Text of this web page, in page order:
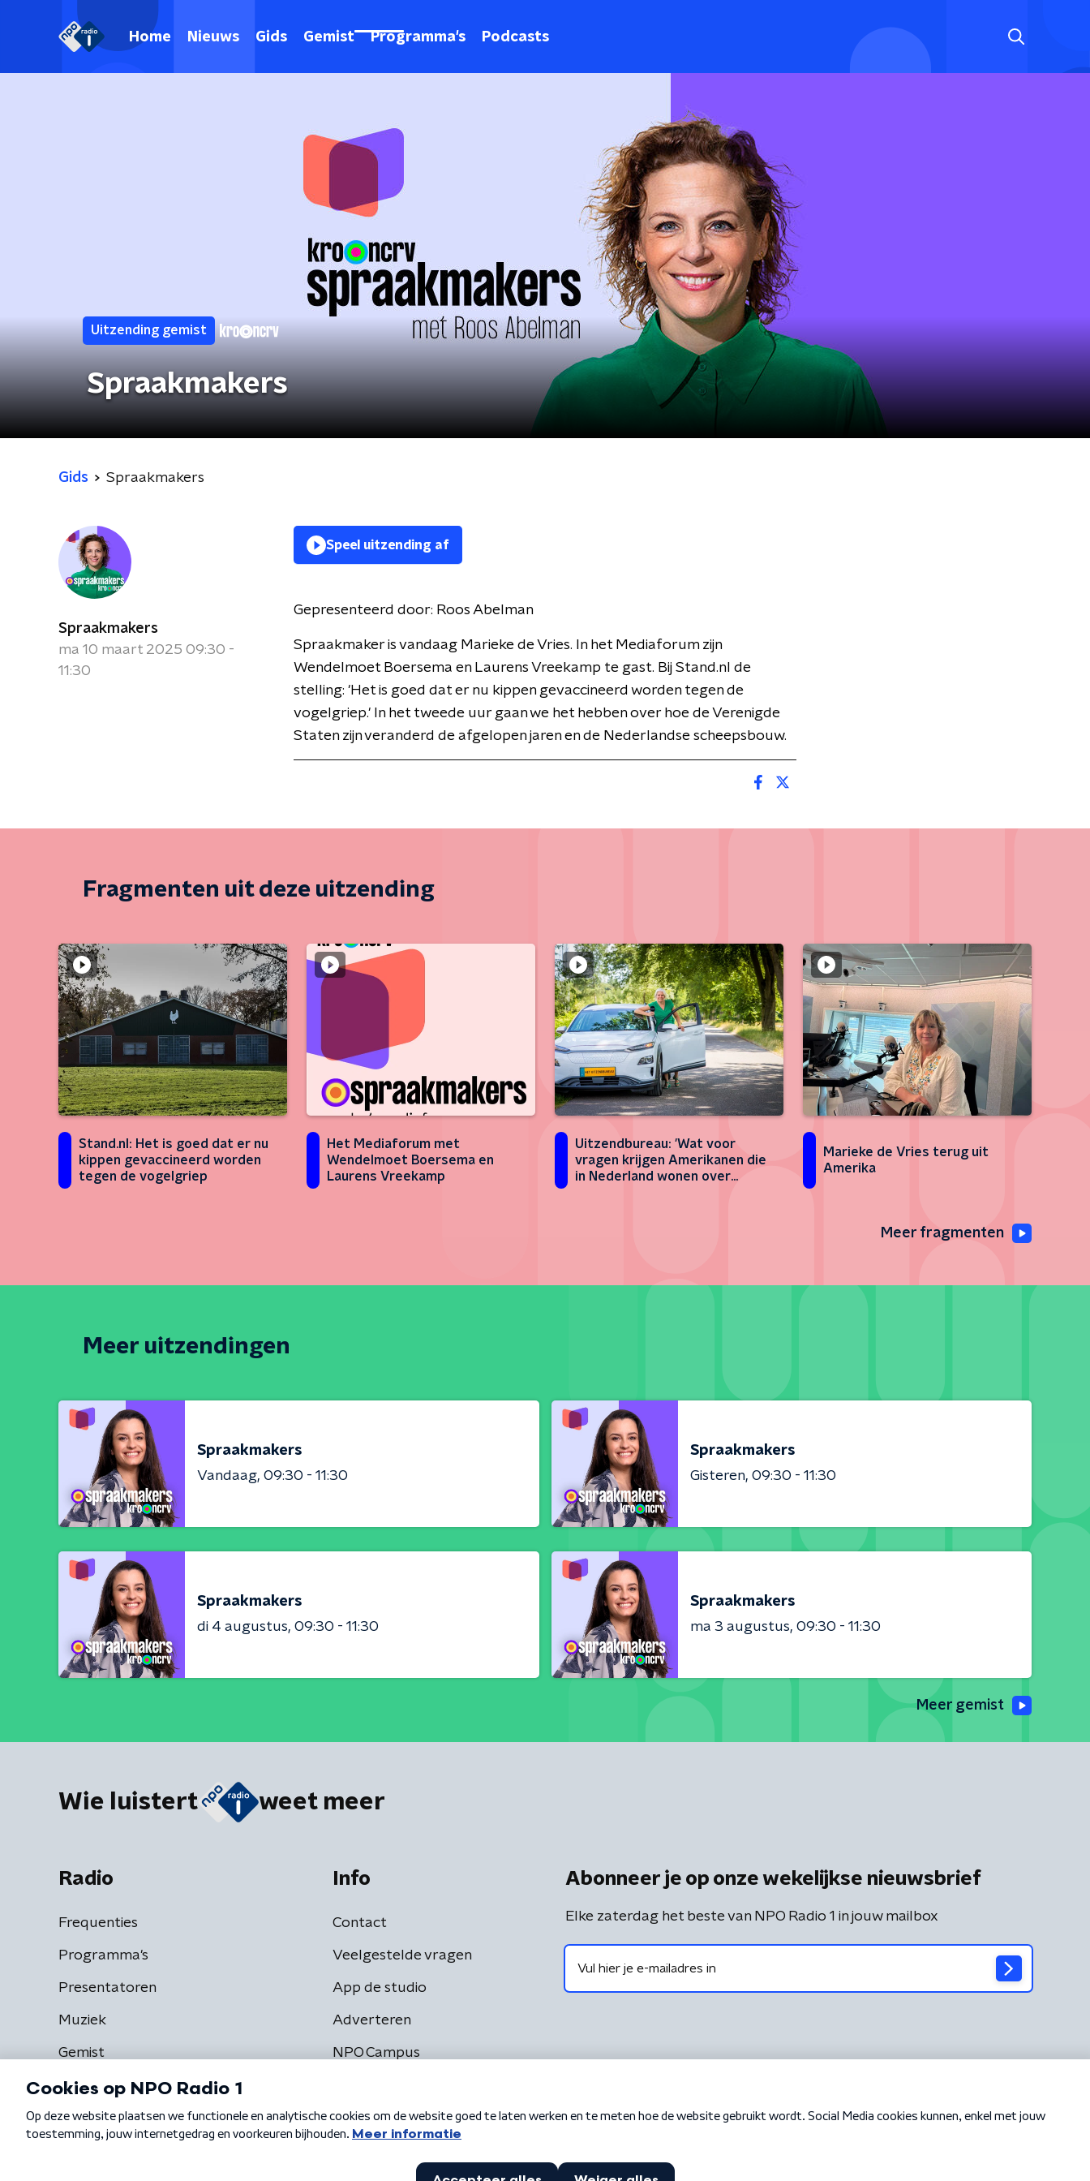
Home Nieuws Gids Gemist Programma's Podcasts
Uitzending gemist
Spraakmakers
Gids Spraakmakers
Spraakmakers
ma 10 maart 2025 09:30 -
11:30
Speel uitzending af
Gepresenteerd door: Roos Abelman
Spraakmaker is vandaag Marieke de Vries. In het Mediaforum zijn
Wendelmoet Boersema en Laurens Vreekamp te gast. Bij Stand.nl de
stelling: 'Het is goed dat er nu kippen gevaccineerd worden tegen de
vogelgriep.' In het tweede uur gaan we het hebben over hoe de Verenigde
Staten zijn veranderd de afgelopen jaren en de Nederlandse scheepsbouw.
Fragmenten uit deze uitzending
Stand.nl: Het is goed dat er nu
kippen gevaccineerd worden
tegen de vogelgriep
Het Mediaforum met
Wendelmoet Boersema en
Laurens Vreekamp
Uitzendbureau: 'Wat voor
vragen krijgen Amerikanen die
in Nederland wonen over
Marieke de Vries terug uit
Amerika
Meer fragmenten
Meer uitzendingen
Spraakmakers
Vandaag 09:30 - 11:30
Spraakmakers
Gisteren 09:30 - 11:30
Spraakmakers
di 4 augustus 09:30 - 11:30
Spraakmakers
ma 3 augustus 09:30 - 11:30
Meer gemist
Wie luistert weet meer
Radio
Frequenties
Programma's
Presentatoren
Muziek
Gemist
Info
Contact
Veelgestelde vragen
App de studio
Adverteren
NPO Campus
Abonneer je op onze wekelijkse nieuwsbrief
Elke zaterdag het beste van NPO Radio 1 in jouw mailbox
Algemene voorwaarden Privacybeleid